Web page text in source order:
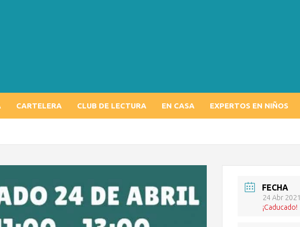
CARTELERA CLUB DE LECTURA EN CASA EXPERTOS EN NIÑOS
FECHA
24 Abr 2021
¡Caducado!